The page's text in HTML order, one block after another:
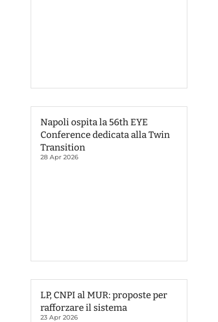
Napoli ospita la 56th EYE
Conference dedicata alla Twin
Transition
28 Apr 2026
LP, CNPI al MUR: proposte per
rafforzare il sistema
23 Apr 2026